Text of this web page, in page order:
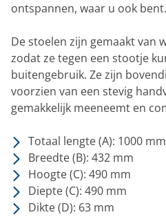
ontspannen, waar u ook bent.
De stoelen zijn gemaakt van
zodat ze tegen een stootje
buitengebruik. Ze zijn
voorzien van een stevig
gemakkelijk meeneemt en
Totaal lengte (A): 1000 mm
Breedte (B): 432 mm
Hoogte (C): 490 mm
Diepte (C): 490 mm
Dikte (D): 63 mm